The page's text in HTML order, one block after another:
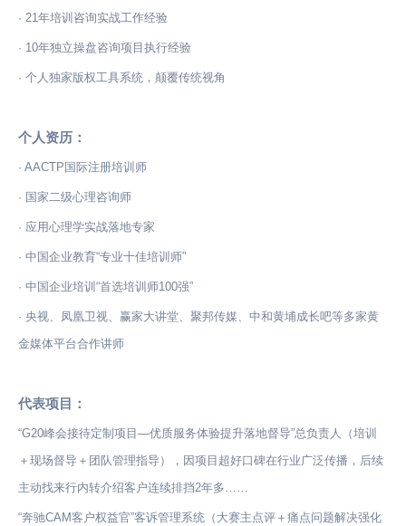
· 21年培训咨询实战工作经验
· 10年独立操盘咨询项目执行经验
· 个人独家版权工具系统，颠覆传统视角
个人资历：
· AACTP国际注册培训师
· 国家二级心理咨询师
· 应用心理学实战落地专家
· 中国企业教育“专业十佳培训师”
· 中国企业培训“首选培训师100强”
· 央视、凤凰卫视、赢家大讲堂、聚邦传媒、中和黄埔成长吧等多家黄
金媒体平台合作讲师
代表项目：
“G20峰会接待定制项目—优质服务体验提升落地督导”总负责人（培训
＋现场督导＋团队管理指导），因项目超好口碑在行业广泛传播，后续
主动找来行内转介绍客户连续排挡2年多……
“奔驰CAM客户权益官”客诉管理系统（大赛主点评＋痛点问题解决强化